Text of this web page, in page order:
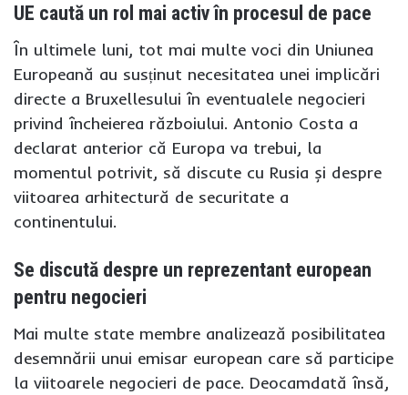
UE caută un rol mai activ în procesul de pace
În ultimele luni, tot mai multe voci din Uniunea
Europeană au susținut necesitatea unei implicări
directe a Bruxellesului în eventualele negocieri
privind încheierea războiului. Antonio Costa a
declarat anterior că Europa va trebui, la
momentul potrivit, să discute cu Rusia și despre
viitoarea arhitectură de securitate a
continentului.
Se discută despre un reprezentant european
pentru negocieri
Mai multe state membre analizează posibilitatea
desemnării unui emisar european care să participe
la viitoarele negocieri de pace. Deocamdată însă,